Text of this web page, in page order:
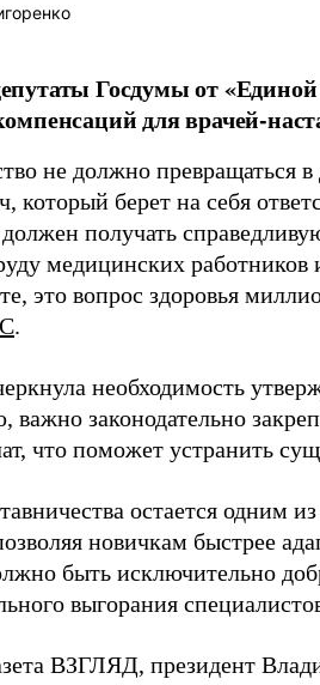
Госдумы от
для врачей-
не должно превращаться
который берет на себя
получать
медицинских работников
это вопрос здоровья
.
необходимость
законодательно
что поможет устранить
остается одним
новичкам быстрее
быть исключительно
выгорания
ВЗГЛЯД, президент